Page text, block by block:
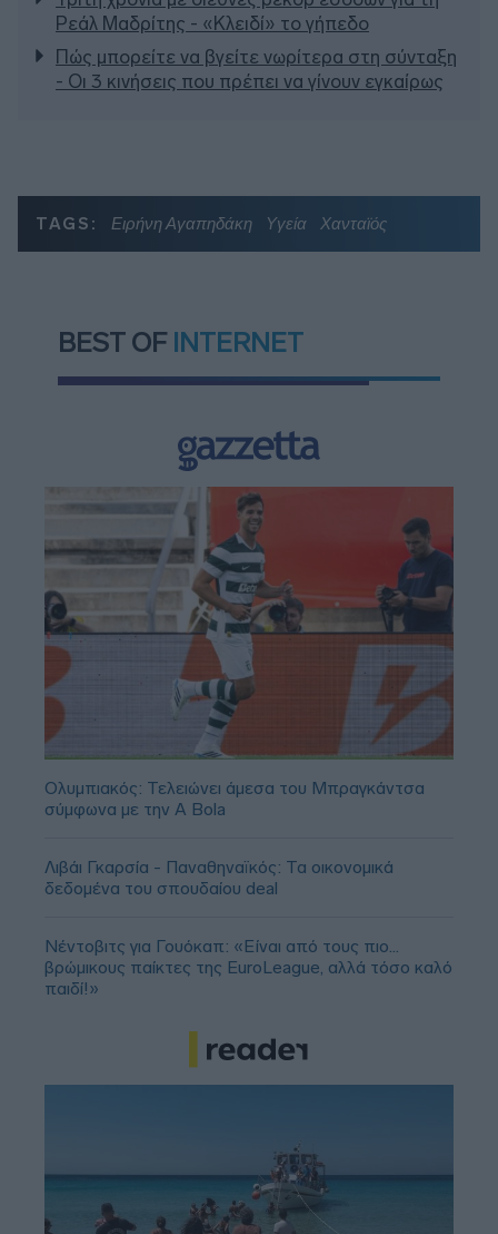
Ρεάλ Μαδρίτης - «Κλειδί» το γήπεδο
Πώς μπορείτε να βγείτε νωρίτερα στη σύνταξη
- Οι 3 κινήσεις που πρέπει να γίνουν εγκαίρως
TAGS: Ειρήνη Αγαπηδάκη Υγεία Χανταϊός
BEST OF INTERNET
Ολυμπιακός: Τελειώνει άμεσα του Μπραγκάντσα
σύμφωνα με την A Bola
Λιβάι Γκαρσία - Παναθηναϊκός: Τα οικονομικά
δεδομένα του σπουδαίου deal
Νέντοβιτς για Γουόκαπ: «Είναι από τους πιο...
βρώμικους παίκτες της EuroLeague, αλλά τόσο καλό
παιδί!»